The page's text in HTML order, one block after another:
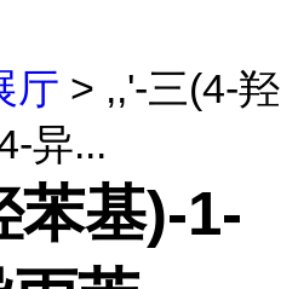
厅 > ,,'-三(4-羟
异...
苯基)-1-